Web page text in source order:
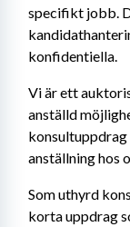
specifikt jobb.
konfidentiella.
Vi är ett
anställd
konsultuppdrag
anställning hos
Som uthyrd
korta uppdrag